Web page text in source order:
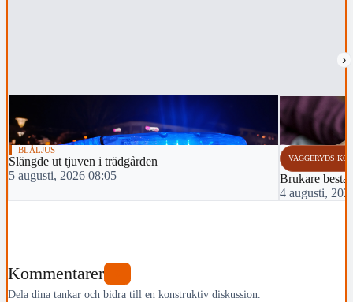
›
BLÅLJUS
Slängde ut tjuven i trädgården
5 augusti, 2026 08:05
VAGGERYDS
Brukare
4 augusti,
Kommentarer
Dela dina tankar och bidra till en konstruktiv diskussion.